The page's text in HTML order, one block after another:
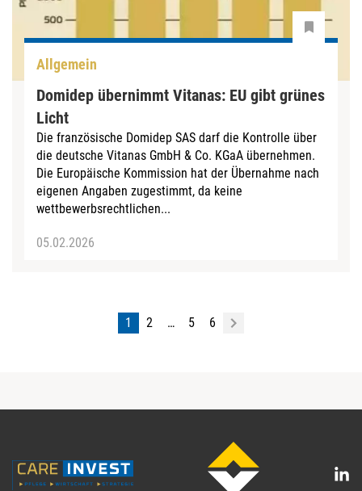
Allgemein
Domidep übernimmt Vitanas: EU gibt grünes
Licht
Die französische Domidep SAS darf die Kontrolle über
die deutsche Vitanas GmbH & Co. KGaA übernehmen.
Die Europäische Kommission hat der Übernahme nach
eigenen Angaben zugestimmt, da keine
wettbewerbsrechtlichen...
05.02.2026
1 2 … 5 6